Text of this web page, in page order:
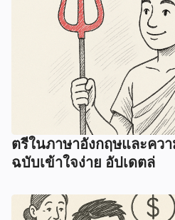
ตรีในภาษาอังกฤษและคว
ฉบับเข้าใจง่าย อัปเดตล่